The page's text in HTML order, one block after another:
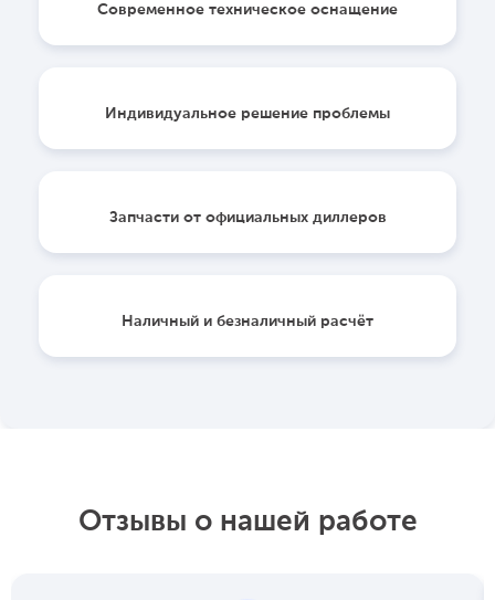
Современное техническое оснащение
Индивидуальное решение проблемы
Запчасти от официальных диллеров
Наличный и безналичный расчёт
Отзывы о нашей работе